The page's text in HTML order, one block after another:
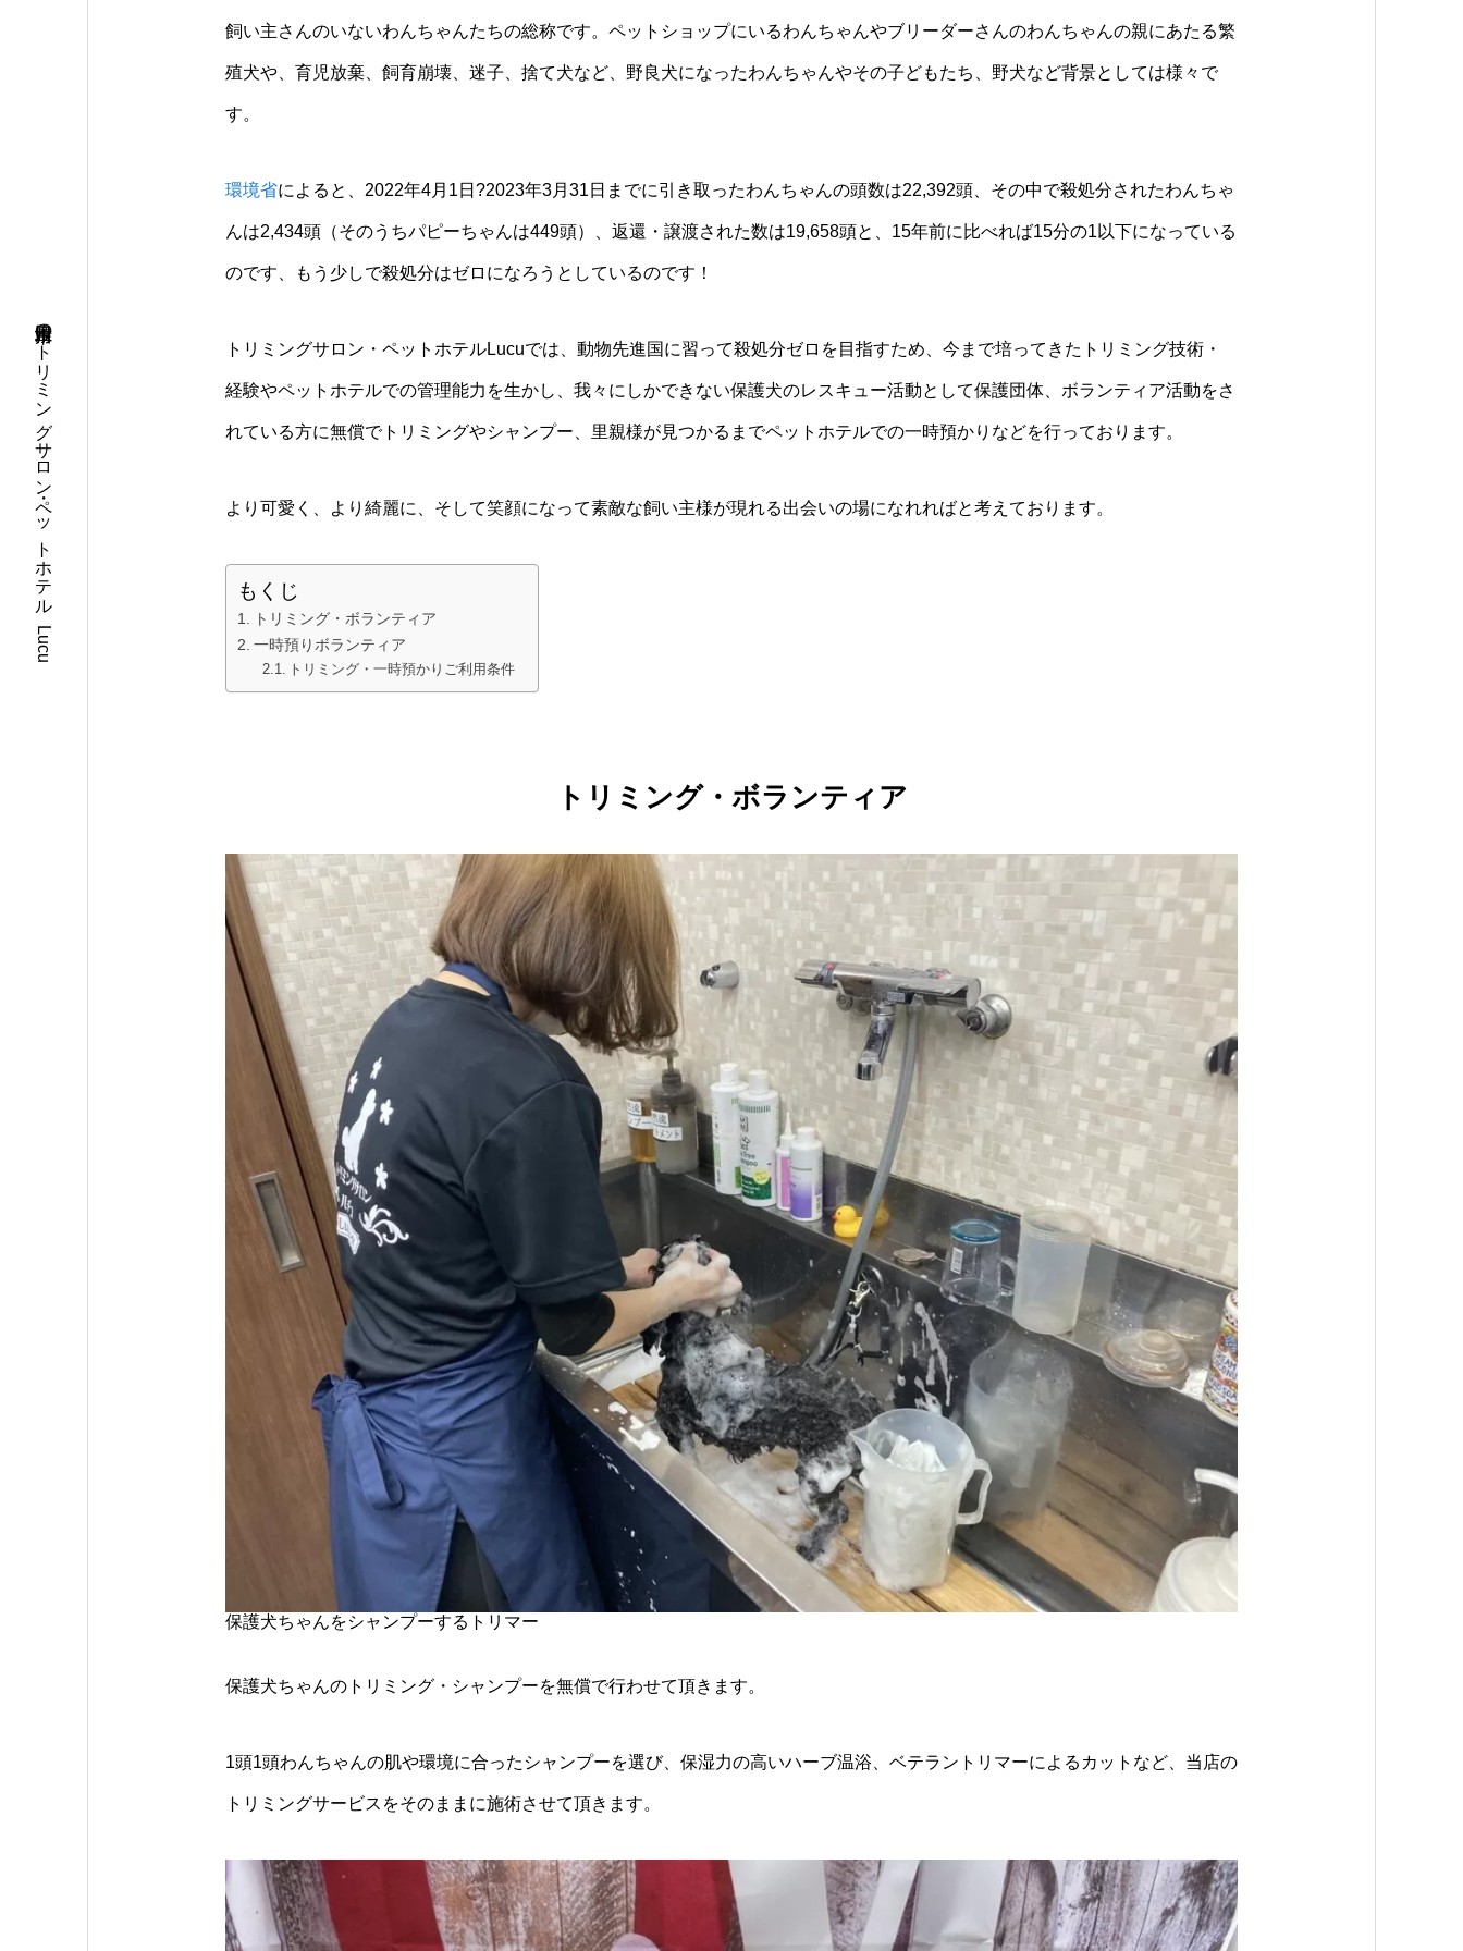
埼玉県川口市のトリミングサロン・ペットホテル Lucu
飼い主さんのいないわんちゃんたちの総称です。ペットショップにいるわんちゃんやブリーダーさんのわんちゃんの親にあたる繁
殖犬や、育児放棄、飼育崩壊、迷子、捨て犬など、野良犬になったわんちゃんやその子どもたち、野犬など背景としては様々で
す。
環境省によると、2022年4月1日?2023年3月31日までに引き取ったわんちゃんの頭数は22,392頭、その中で殺処分されたわんちゃ
んは2,434頭（そのうちパピーちゃんは449頭）、返還・譲渡された数は19,658頭と、15年前に比べれば15分の1以下になっている
のです、もう少しで殺処分はゼロになろうとしているのです！
トリミングサロン・ペットホテルLucuでは、動物先進国に習って殺処分ゼロを目指すため、今まで培ってきたトリミング技術・
経験やペットホテルでの管理能力を生かし、我々にしかできない保護犬のレスキュー活動として保護団体、ボランティア活動をさ
れている方に無償でトリミングやシャンプー、里親様が見つかるまでペットホテルでの一時預かりなどを行っております。
より可愛く、より綺麗に、そして笑顔になって素敵な飼い主様が現れる出会いの場になれればと考えております。
もくじ
トリミング・ボランティア
一時預りボランティア
トリミング・一時預かりご利用条件
トリミング・ボランティア
保護犬ちゃんをシャンプーするトリマー
保護犬ちゃんのトリミング・シャンプーを無償で行わせて頂きます。
1頭1頭わんちゃんの肌や環境に合ったシャンプーを選び、保湿力の高いハーブ温浴、ベテラントリマーによるカットなど、当店の
トリミングサービスをそのままに施術させて頂きます。